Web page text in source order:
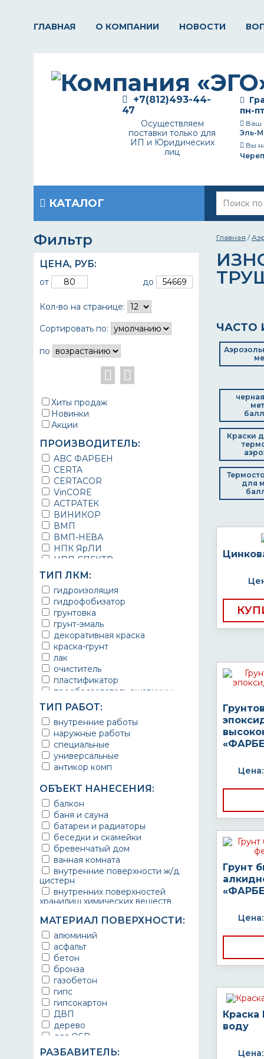
ГЛАВНАЯ О КОМПАНИИ НОВОСТИ
пн-
Ваш
Эль-
Вы
+7(812)493-44-
47
Осуществляем
поставки только для
ИП и Юридических
лиц
КАТАЛОГ
Фильтр
ЦЕНА, РУБ:
от до
Кол-во на странице:
Сортировать по:
по
Хиты продаж
Новинки
Акции
ПРОИЗВОДИТЕЛЬ:
ABC ФАРБЕН
CERTA
CERTACOR
VinCORE
АСТРАТЕК
ВИНИКОР
ВМП
ВМП-НЕВА
НПК ЯрЛИ
НПП СПЕКТР
НПФ ЭМАЛЬ
ТЕРМА
УРЕПЛЕН
ТИП ЛКМ:
гидроизоляция
гидрофобизатор
грунтовка
грунт-эмаль
декоративная краска
краска-грунт
лак
очиститель
пластификатор
преобразователь ржавчины
эмаль
Краска
Покрытие
грунт эмаль
защитное покрытие
ТИП РАБОТ:
внутренние работы
наружные работы
специальные
универсальные
антикор комп
ОБЪЕКТ НАНЕСЕНИЯ:
балкон
баня и сауна
батареи и радиаторы
беседки и скамейки
бревенчатый дом
ванная комната
внутренние поверхности ж/д
цистерн
внутренних поверхностей
хранилищ химических веществ
ворота
выхлопные системы
автомобилей
газопроводы
гараж
гидротехнические сооружения
городской транспорт
грузовые вагоны
двери металлические
детали двигателей
детали машин
для автомобилей
МАТЕРИАЛ ПОВЕРХНОСТИ:
алюминий
асфальт
бетон
бронза
газобетон
гипс
гипсокартон
ДВП
дерево
для OSB
для бетона
РАЗБАВИТЕЛЬ:
Главная /
ЧАСТО
Краски
для
Цена:
Грунт
Цена:
воду
Цена: